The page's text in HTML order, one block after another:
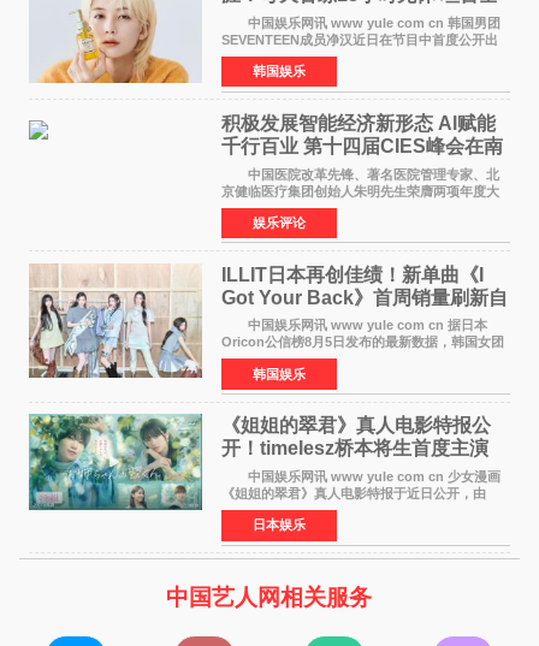
靠成员撑过来
中国娱乐网讯 www yule com cn 韩国男团
SEVENTEEN成员净汉近日在节目中首度公开出
道前的残酷练习生经历，并提及经纪公司Pledis
娱乐，引发广泛关注。 在8月2日播出的日本
TBS综艺节目《周
韩国娱乐
积极发展智能经济新形态 Al赋能
千行百业 第十四届CIES峰会在南
京盛大召开
中国医院改革先锋、著名医院管理专家、北
京健临医疗集团创始人朱明先生荣膺两项年度大
奖 2026年7月31日，盛夏金陵，长江之畔，
以重落地·真务实·强链接为主题的2026&lsquo;人
工智能+&rsquo
娱乐评论
ILLIT日本再创佳绩！新单曲《I
Got Your Back》首周销量刷新自
身纪录
中国娱乐网讯 www yule com cn 据日本
Oricon公信榜8月5日发布的最新数据，韩国女团
ILLIT在日本发行的第二张单曲《I Got Your
Back》首周销量达到71,009张，成功跻身最新一
期周单曲排行
韩国娱乐
《姐姐的翠君》真人电影特报公
开！timelesz桥本将生首度主演
12月4日上映
中国娱乐网讯 www yule com cn 少女漫画
《姐姐的翠君》真人电影特报于近日公开，由
timelesz成员桥本将生担任主演，这也是他首次
担任电影主演，引发高度关注。 女高中生咲
苗翠（中岛瑠菜
日本娱乐
中国艺人网相关服务